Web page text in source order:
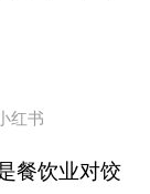
红书
餐饮业对饺